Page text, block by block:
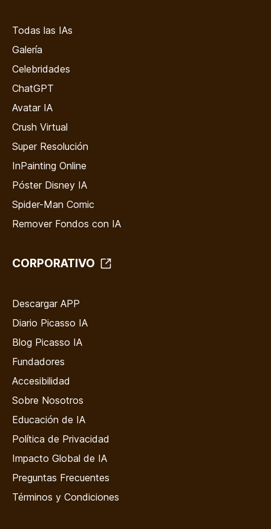
Todas las IAs
Galería
Celebridades
ChatGPT
Avatar IA
Crush Virtual
Super Resolución
InPainting Online
Póster Disney IA
Spider-Man Comic
Remover Fondos con IA
CORPORATIVO
Descargar APP
Diario Picasso IA
Blog Picasso IA
Fundadores
Accesibilidad
Sobre Nosotros
Educación de IA
Política de Privacidad
Impacto Global de IA
Preguntas Frecuentes
Términos y Condiciones